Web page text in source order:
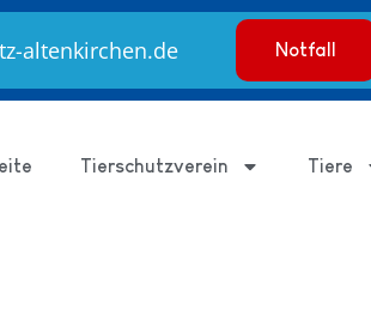
altenkirchen.de Notfall
Tierschutzverein Tiere